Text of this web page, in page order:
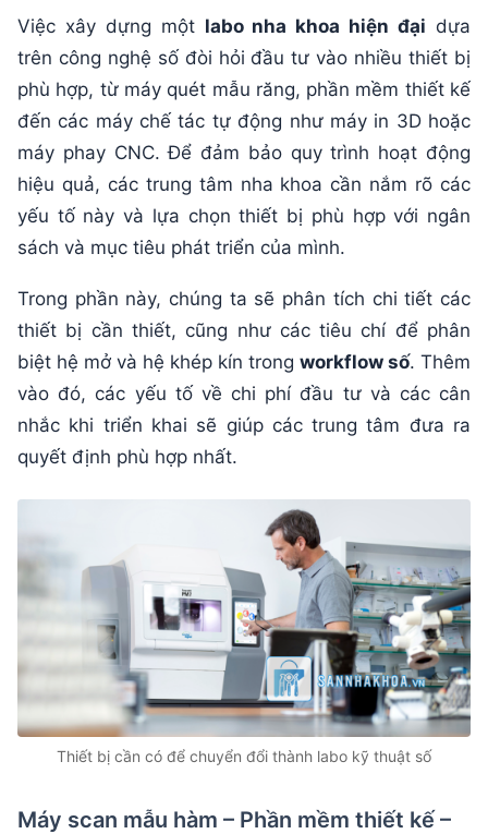
Việc xây dựng một labo nha khoa hiện đại dựa
trên công nghệ số đòi hỏi đầu tư vào nhiều thiết bị
phù hợp, từ máy quét mẫu răng, phần mềm thiết kế
đến các máy chế tác tự động như máy in 3D hoặc
máy phay CNC. Để đảm bảo quy trình hoạt động
hiệu quả, các trung tâm nha khoa cần nắm rõ các
yếu tố này và lựa chọn thiết bị phù hợp với ngân
sách và mục tiêu phát triển của mình.
Trong phần này, chúng ta sẽ phân tích chi tiết các
thiết bị cần thiết, cũng như các tiêu chí để phân
biệt hệ mở và hệ khép kín trong workflow số. Thêm
vào đó, các yếu tố về chi phí đầu tư và các cân
nhắc khi triển khai sẽ giúp các trung tâm đưa ra
quyết định phù hợp nhất.
Thiết bị cần có để chuyển đổi thành labo kỹ thuật số
Máy scan mẫu hàm – Phần mềm thiết kế –